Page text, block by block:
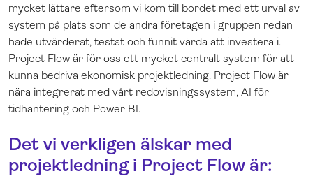
mycket lättare eftersom vi kom till bordet med ett urval av
system på plats som de andra företagen i gruppen redan
hade utvärderat, testat och funnit värda att investera i.
Project Flow är för oss ett mycket centralt system för att
kunna bedriva ekonomisk projektledning. Project Flow är
nära integrerat med vårt redovisningssystem, AI för
tidhantering och Power BI.
Det vi verkligen älskar med
projektledning i Project Flow är: